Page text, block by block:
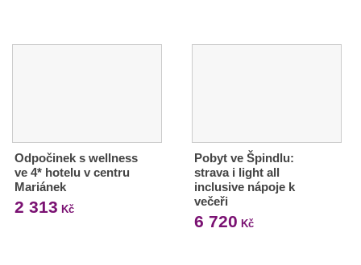
Odpočinek s wellness
ve 4* hotelu v centru
Mariánek
2 313 Kč
Pobyt ve Špindlu:
strava i light all
inclusive nápoje k
večeři
6 720 Kč